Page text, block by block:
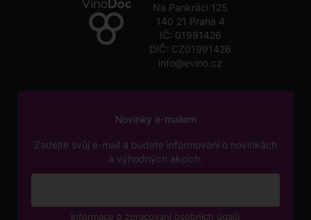
Na Pankráci 125
140 21 Praha 4
IČ: 01991426
DIČ: CZ01991426
info@evino.cz
Novinky e-mailem
Zadejte svůj e-mail a budete informováni o novinkách
a výhodných akcích.
Informace o zpracování osobních údajů